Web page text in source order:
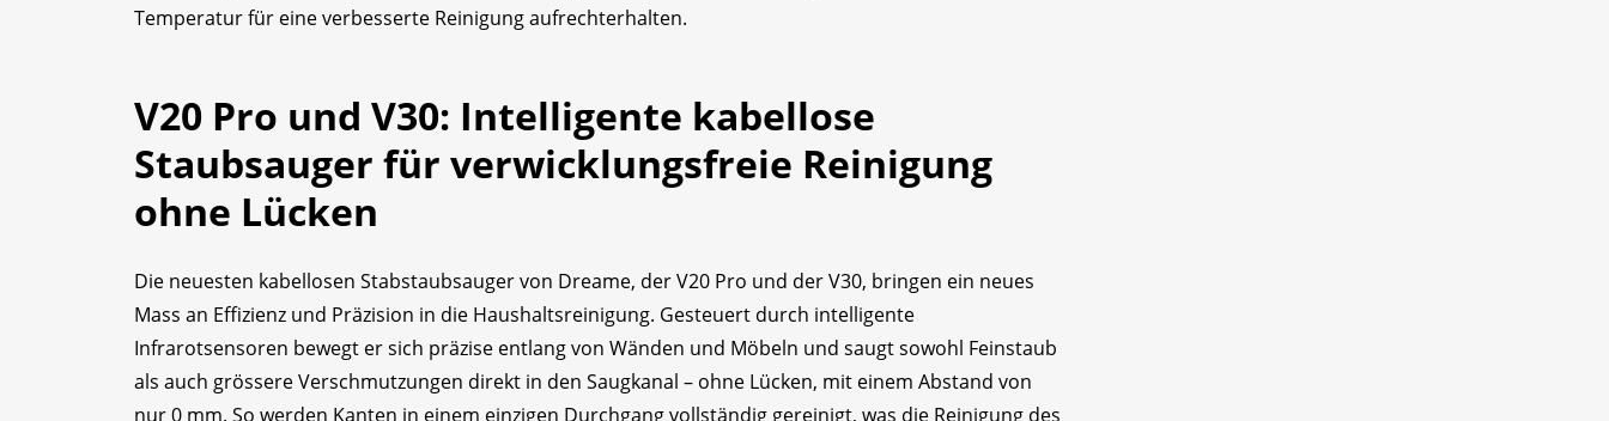
Temperatur für eine verbesserte Reinigung aufrechterhalten.
V20 Pro und V30: Intelligente kabellose
Staubsauger für verwicklungsfreie Reinigung
ohne Lücken
Die neuesten kabellosen Stabstaubsauger von Dreame, der V20 Pro und der V30, bringen ein neues
Mass an Effizienz und Präzision in die Haushaltsreinigung. Gesteuert durch intelligente
Infrarotsensoren bewegt er sich präzise entlang von Wänden und Möbeln und saugt sowohl Feinstaub
als auch grössere Verschmutzungen direkt in den Saugkanal – ohne Lücken, mit einem Abstand von
nur 0 mm. So werden Kanten in einem einzigen Durchgang vollständig gereinigt, was die Reinigung des